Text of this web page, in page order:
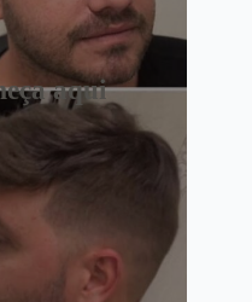
aqui